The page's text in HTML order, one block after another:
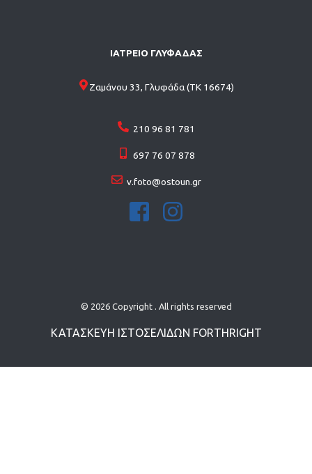
ΙΑΤΡΕΙΟ ΓΛΥΦΑΔΑΣ
Ζαμάνου 33, Γλυφάδα (ΤΚ 16674)
210 96 81 781
697 76 07 878
v.foto@ostoun.gr
© 2026 Copyright . All rights reserved
ΚΑΤΑΣΚΕΥΗ ΙΣΤΟΣΕΛΙΔΩN FORTHRIGHT